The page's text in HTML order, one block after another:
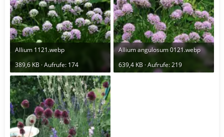
Allium 1121.webp
389,6 KB · Aufrufe: 174
Allium angulosum 0121.webp
639,4 KB · Aufrufe: 219